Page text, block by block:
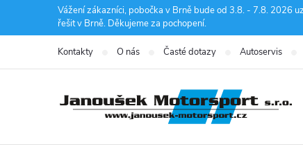
Vážení zákazníci, pobočka v Brně bude od 3.8. - 7.8. 2026
řešit v Brně. Děkujeme za pochopení.
Kontakty O nás Časté dotazy Autoservis